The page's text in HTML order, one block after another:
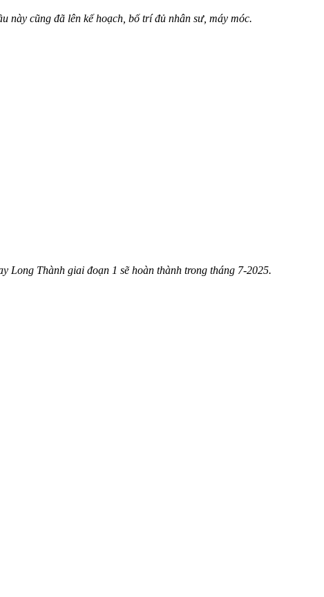
này cũng đã lên kế hoạch, bố trí đủ nhân sư, máy móc.
Long Thành giai đoạn 1 sẽ hoàn thành trong tháng 7-2025.